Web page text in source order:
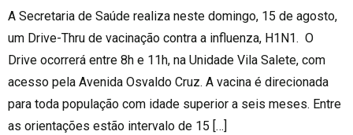
A Secretaria de Saúde realiza neste domingo, 15 de agosto,
um Drive-Thru de vacinação contra a influenza, H1N1. O
Drive ocorrerá entre 8h e 11h, na Unidade Vila Salete, com
acesso pela Avenida Osvaldo Cruz. A vacina é direcionada
para toda população com idade superior a seis meses. Entre
as orientações estão intervalo de 15 […]